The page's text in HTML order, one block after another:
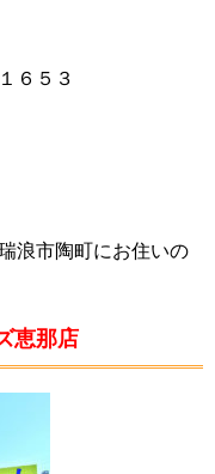
６５３
浪市陶町にお住いの
恵那店